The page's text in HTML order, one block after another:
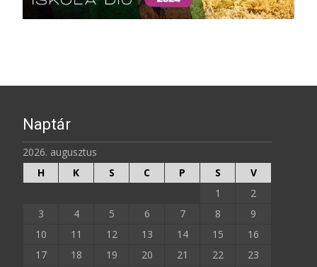
Naptár
2026. augusztus
H
K S C P S
V
1
2
3
4 5 6 7 8
9
10
11 12 13 14 15
16
17
18 19 20 21 22
23